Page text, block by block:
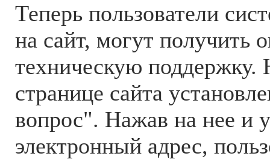
Теперь пользователи
на сайт, могут получить
техническую поддержку.
странице сайта
вопрос". Нажав на нее и
электронный адрес,